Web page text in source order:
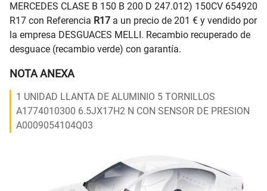
MERCEDES CLASE B 150 B 200 D 247.012) 150CV 654920
R17 con Referencia R17 a un precio de 201 € y vendido por
la empresa DESGUACES MELLI. Recambio recuperado de
desguace (recambio verde) con garantía.
NOTA ANEXA
1 UNIDAD LLANTA DE ALUMINIO 5 TORNILLOS
A1774010300 6.5JX17H2 N CON SENSOR DE PRESION
A0009054104Q03